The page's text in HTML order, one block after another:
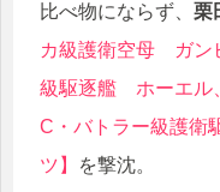
比べ物にならず、 栗
カ級護衛空母 ガン
級駆逐艦 ホーエル
C・バトラー級護衛
ツ】
を撃沈。